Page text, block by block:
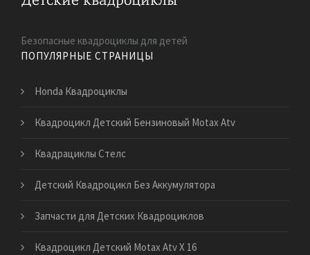
Безопасные квадроциклы для детей
ПОПУЛЯРНЫЕ СТРАНИЦЫ
Honda Квадроциклы
Квадроцикл Детский Бензиновый Motax Atv
Квадрациклы Стелс
Детский Квадроцикл Без Аккумулятора
Запчасти для Детских Квадроциклов
Квадроцикл Детский Motax Atv Х 16